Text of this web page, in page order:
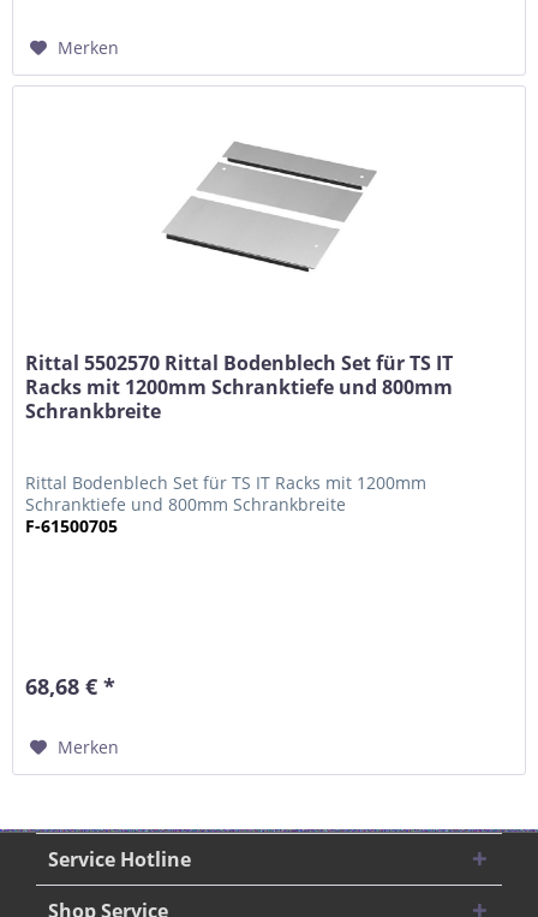
Merken
Rittal 5502570 Rittal Bodenblech Set für TS IT
Racks mit 1200mm Schranktiefe und 800mm
Schrankbreite
Rittal Bodenblech Set für TS IT Racks mit 1200mm
Schranktiefe und 800mm Schrankbreite
F-61500705
68,68 € *
Merken
Service Hotline
Shop Service